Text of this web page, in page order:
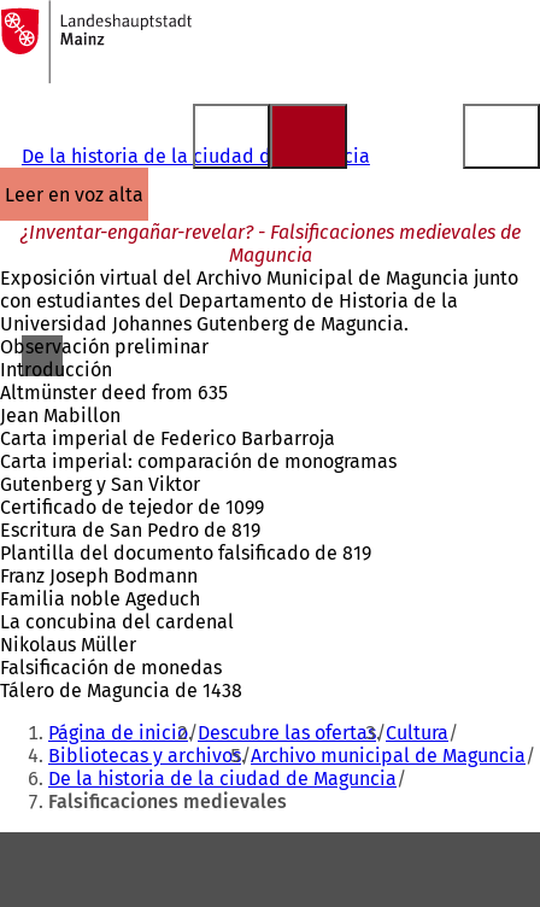
Saltar al contenido
A
la
página
De la historia de la ciudad de Maguncia
leer en voz alta
¿Inventar-engañar-revelar? - Falsificaciones medievales de
Maguncia
Exposición virtual del Archivo Municipal de Maguncia junto
con estudiantes del Departamento de Historia de la
Universidad Johannes Gutenberg de Maguncia.
Observación preliminar
Introducción
Altmünster deed from 635
Jean Mabillon
Carta imperial de Federico Barbarroja
Carta imperial: comparación de monogramas
Gutenberg y San Viktor
Certificado de tejedor de 1099
Escritura de San Pedro de 819
Plantilla del documento falsificado de 819
Franz Joseph Bodmann
Familia noble Ageduch
La concubina del cardenal
Nikolaus Müller
Falsificación de monedas
Tálero de Maguncia de 1438
Estás
aquí:
Página de inicio Descubre las ofertas Cultura
Bibliotecas y archivos Archivo municipal de Maguncia
De la historia de la ciudad de Maguncia
Falsificaciones medievales